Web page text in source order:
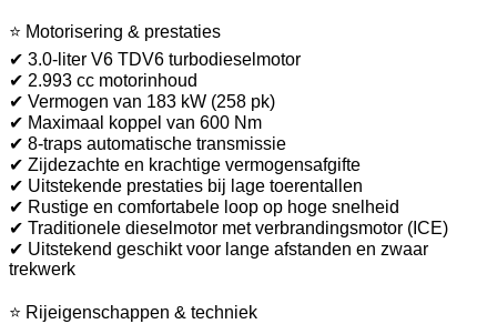
⭐ Motorisering & prestaties
✔ 3.0-liter V6 TDV6 turbodieselmotor
✔ 2.993 cc motorinhoud
✔ Vermogen van 183 kW (258 pk)
✔ Maximaal koppel van 600 Nm
✔ 8-traps automatische transmissie
✔ Zijdezachte en krachtige vermogensafgifte
✔ Uitstekende prestaties bij lage toerentallen
✔ Rustige en comfortabele loop op hoge snelheid
✔ Traditionele dieselmotor met verbrandingsmotor (ICE)
✔ Uitstekend geschikt voor lange afstanden en zwaar
trekwerk
⭐ Rijeigenschappen & techniek